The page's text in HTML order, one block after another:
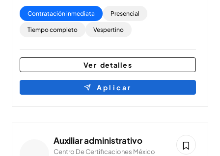
Contratación inmediata Presencial
Tiempo completo Vespertino
Ver detalles
Aplicar
Auxiliar administrativo
Centro De Certificaciones México